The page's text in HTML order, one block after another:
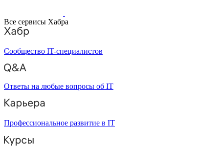
Все сервисы Хабра
Сообщество IT-специалистов
Ответы на любые вопросы об IT
Профессиональное развитие в IT